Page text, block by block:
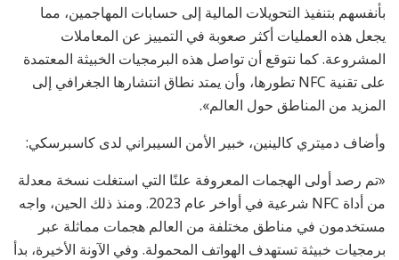
بأنفسهم بتنفيذ التحويلات المالية إلى حسابات المهاجمين، مما
يجعل هذه العمليات أكثر صعوبة في التمييز عن المعاملات
المشروعة. كما نتوقع أن تواصل هذه البرمجيات الخبيثة المعتمدة
على تقنية NFC تطورها، وأن يمتد نطاق انتشارها الجغرافي إلى
المزيد من المناطق حول العالم».
وأضاف دميتري كالينين، خبير الأمن السيبراني لدى كاسبرسكي:
«تم رصد أولى الهجمات المعروفة علنًا التي استغلت نسخة معدلة
من أداة NFC شرعية في أواخر عام 2023. ومنذ ذلك الحين، واجه
مستخدمون في مناطق مختلفة من العالم هجمات مماثلة عبر
برمجيات خبيثة تستهدف الهواتف المحمولة. وفي الآونة الأخيرة، بدأ